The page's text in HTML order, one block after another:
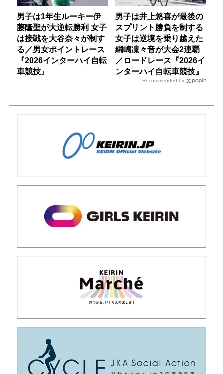
男子は1年生ルーキー伊
藤隆聖が大逆転勝利 女子
は接戦を大谷奈々が制す
る／男女ポイントレース
『2026インターハイ自転
車競技』
男子は井上悠喜が最後の
スプリント勝負を制する
女子は逆境を乗り越えた
綱嶋凜々音が大会2連覇
／ロードレース『2026イ
ンターハイ自転車競技』
Recommended by